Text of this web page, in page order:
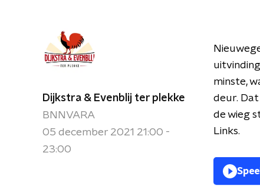
Dijkstra & Evenblij ter plekke
BNNVARA
05 december 2021 21:00 -
23:00
minste,
deur.
de wieg
Links.